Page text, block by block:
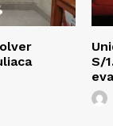
S/